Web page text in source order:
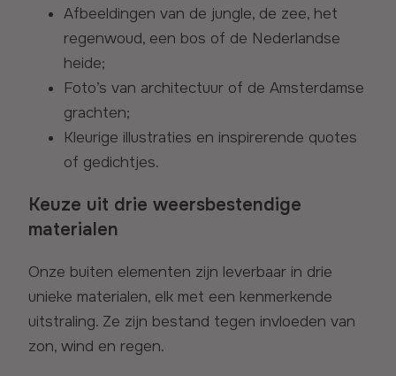
Afbeeldingen van de jungle, de zee, het
regenwoud, een bos of de Nederlandse
heide;
Foto’s van architectuur of de Amsterdamse
grachten;
Kleurige illustraties en inspirerende quotes
of gedichtjes.
Keuze uit drie weersbestendige
materialen
Onze buiten elementen zijn leverbaar in drie
unieke materialen, elk met een kenmerkende
uitstraling. Ze zijn bestand tegen invloeden van
zon, wind en regen.